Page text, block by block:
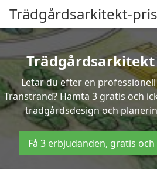
Trädgårdsarkitekt-
Letar du efter en
Transtrand? Hämta 3 gratis och
trädgårdsdesign och
Få 3 erbjudanden, gratis